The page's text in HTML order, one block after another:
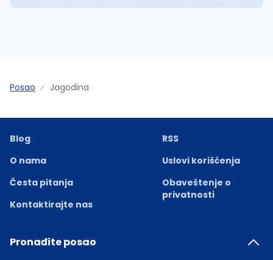
Posao Jagodina
Blog
O nama
Česta pitanja
Kontaktirajte nas
RSS
Uslovi korišćenja
Obaveštenje o
privatnosti
Pronađite posao